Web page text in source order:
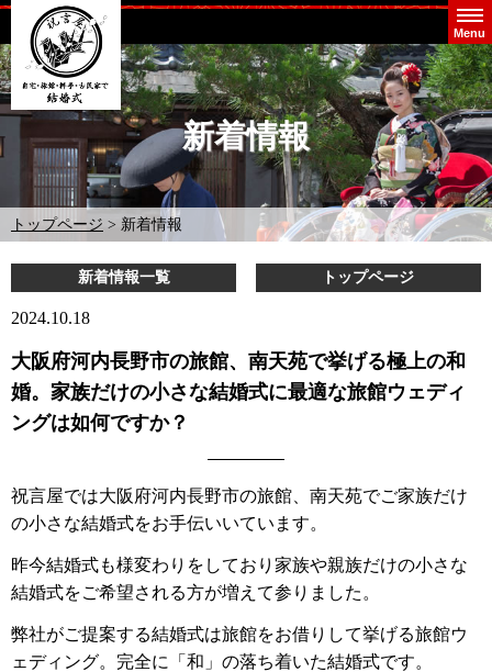
Menu
新着情報
トップページ > 新着情報
トップページ
新着情報一覧
2024.10.18
大阪府河内長野市の旅館、南天苑で挙げる極上の和
婚。家族だけの小さな結婚式に最適な旅館ウェディ
ングは如何ですか？
祝言屋では大阪府河内長野市の旅館、南天苑でご家族だけ
の小さな結婚式をお手伝いいています。
昨今結婚式も様変わりをしており家族や親族だけの小さな
結婚式をご希望される方が増えて参りました。
弊社がご提案する結婚式は旅館をお借りして挙げる旅館ウ
ェディング。完全に「和」の落ち着いた結婚式です。